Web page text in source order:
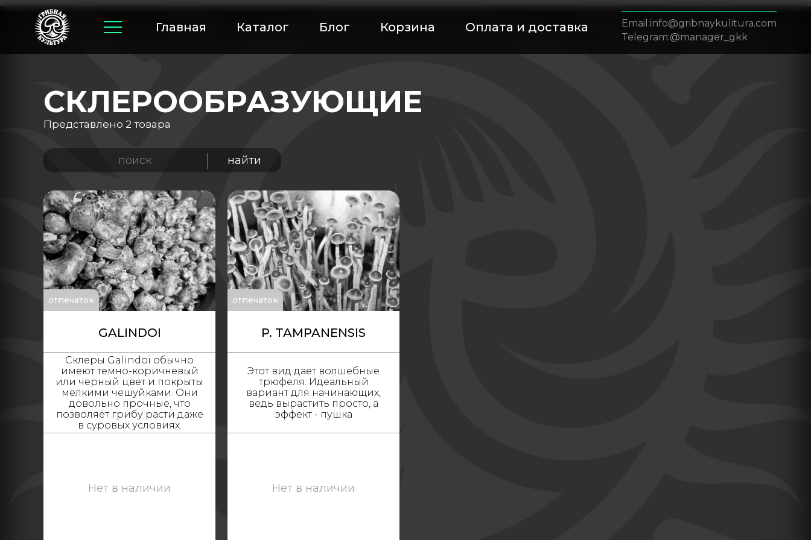
Главная Каталог Блог Корзина Оплата и доставка
info@gribnaykulitura.com
@manager_gkk
СКЛЕРООБРАЗУЮЩИЕ
Представлено 2 товара
найти
отпечаток
GALINDOI
Склеры Galindoi обычно
имеют темно-коричневый
или черный цвет и покрыты
мелкими чешуйками. Они
довольно прочные, что
позволяет грибу расти даже
в суровых условиях.
Нет в наличии
отпечаток
P. TAMPANENSIS
Этот вид дает волшебные
трюфеля. Идеальный
вариант для начинающих,
ведь вырастить просто, а
эффект - пушка
Нет в наличии